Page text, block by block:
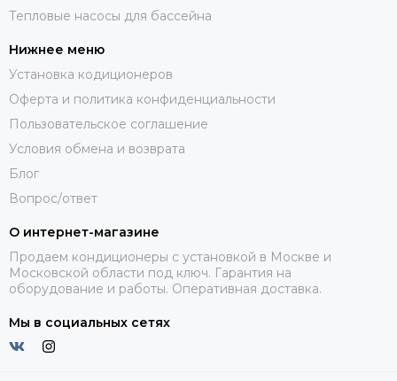
Тепловые насосы для бассейна
Нижнее меню
Установка кодиционеров
Оферта и политика конфиденциальности
Пользовательское соглашение
Условия обмена и возврата
Блог
Вопрос/ответ
О интернет-магазине
Продаем кондиционеры с установкой в Москве и
Московской области под ключ. Гарантия на
оборудование и работы. Оперативная доставка.
Мы в социальных сетях